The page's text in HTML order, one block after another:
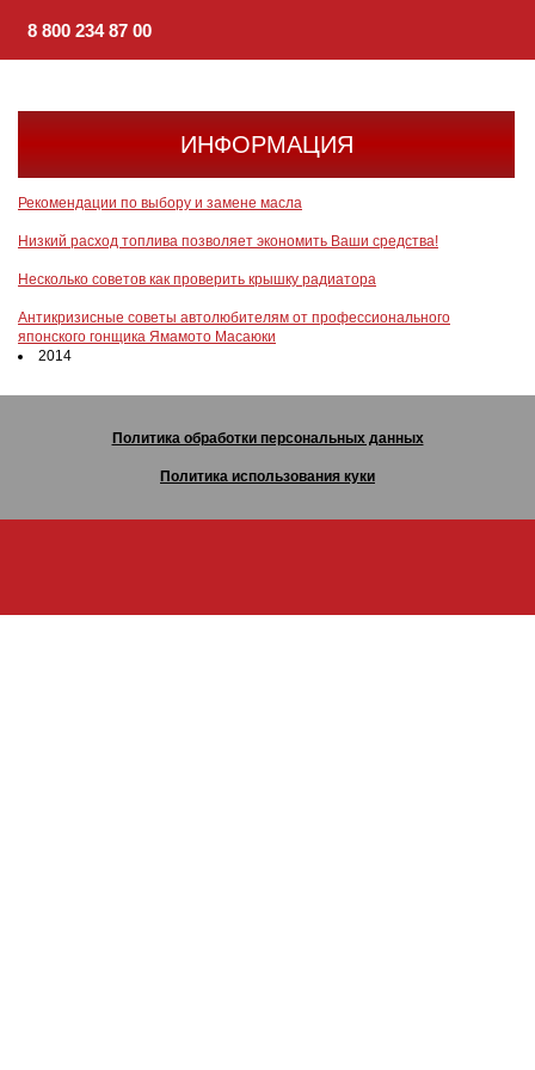
8 800 234 87 00
ИНФОРМАЦИЯ
Рекомендации по выбору и замене масла
Низкий расход топлива позволяет экономить Ваши средства!
Несколько советов как проверить крышку радиатора
Антикризисные советы автолюбителям от профессионального
японского гонщика Ямамото Масаюки
2014
Политика обработки персональных данных
Политика использования куки